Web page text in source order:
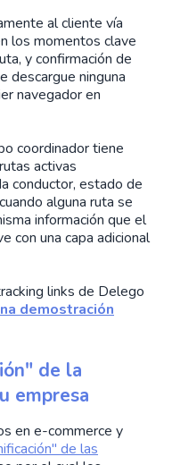
al cliente vía
los momentos clave
y confirmación de
descargue ninguna
navegador en
coordinador tiene
activas
conductor, estado de
alguna ruta se
información que el
con una capa adicional
links de Delego
demostración
de la
empresa
en e-commerce y
de las